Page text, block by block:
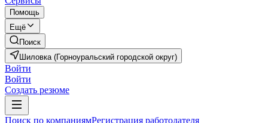
Помощь
Ещё
Поиск
Шиловка (Горноуральский городской округ)
Войти
Войти
Создать резюме
Поиск по компаниямРегистрация работодателя